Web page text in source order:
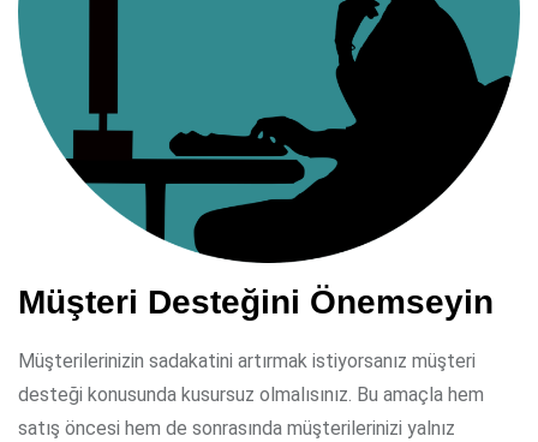
Müşteri Desteğini Önemseyin
Müşterilerinizin sadakatini artırmak istiyorsanız müşteri
desteği konusunda kusursuz olmalısınız. Bu amaçla hem
satış öncesi hem de sonrasında müşterilerinizi yalnız